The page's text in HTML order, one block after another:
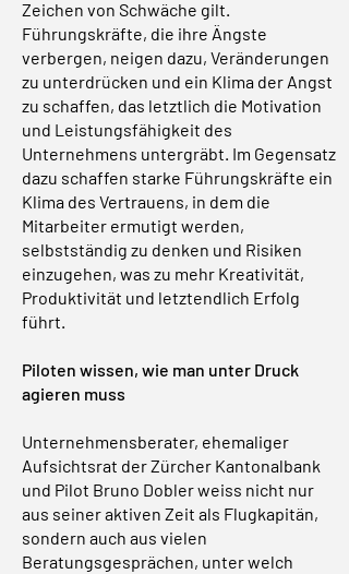
Zeichen von Schwäche gilt.
Führungskräfte, die ihre Ängste
verbergen, neigen dazu, Veränderungen
zu unterdrücken und ein Klima der Angst
zu schaffen, das letztlich die Motivation
und Leistungsfähigkeit des
Unternehmens untergräbt. Im Gegensatz
dazu schaffen starke Führungskräfte ein
Klima des Vertrauens, in dem die
Mitarbeiter ermutigt werden,
selbstständig zu denken und Risiken
einzugehen, was zu mehr Kreativität,
Produktivität und letztendlich Erfolg
führt.
Piloten wissen, wie man unter Druck
agieren muss
Unternehmensberater, ehemaliger
Aufsichtsrat der Zürcher Kantonalbank
und Pilot Bruno Dobler weiss nicht nur
aus seiner aktiven Zeit als Flugkapitän,
sondern auch aus vielen
Beratungsgesprächen, unter welch